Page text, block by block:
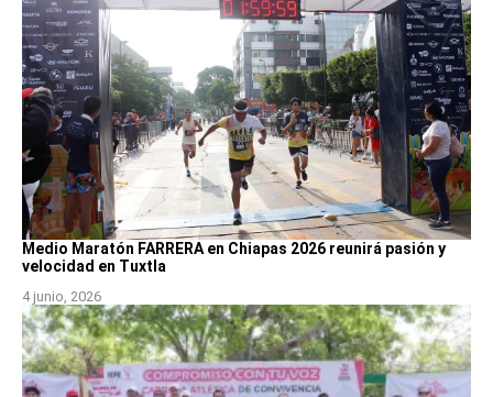
Medio Maratón FARRERA en Chiapas 2026 reunirá pasión y
velocidad en Tuxtla
4 junio, 2026